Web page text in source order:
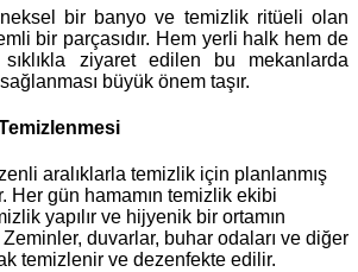
bir banyo ve temizlik ritüeli olan
bir parçasıdır. Hem yerli halk hem de
sıklıkla ziyaret edilen bu mekanlarda
büyük önem taşır.
aralıklarla temizlik için planlanmış
Her gün hamamın temizlik ekibi
yapılır ve hijyenik bir ortamın
Zeminler, duvarlar, buhar odaları ve diğer
temizlenir ve dezenfekte edilir.